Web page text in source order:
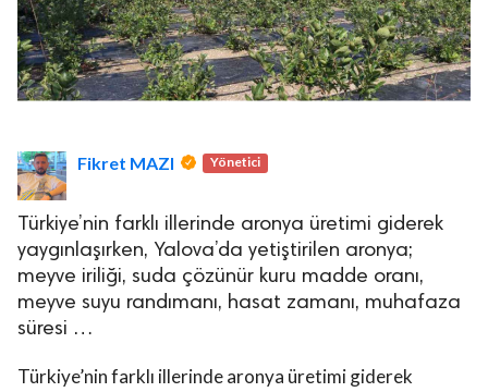
Fikret MAZI Yönetici
Türkiye’nin farklı illerinde aronya üretimi giderek
yaygınlaşırken, Yalova’da yetiştirilen aronya;
meyve iriliği, suda çözünür kuru madde oranı,
meyve suyu randımanı, hasat zamanı, muhafaza
süresi …
Türkiye’nin farklı illerinde aronya üretimi giderek